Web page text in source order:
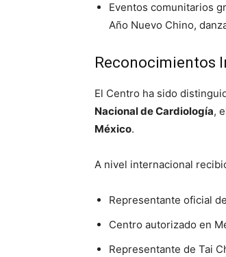
Eventos comunitarios
Año Nuevo Chino,
Reconocimientos
El Centro ha sido
Nacional de Cardiología,
México.
A nivel internacional
Representante oficial
Centro autorizado en
Representante de Tai